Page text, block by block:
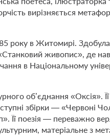
вирізняється
року в Житомирі.
живопис», де
в Національному
об’єднання
збірки — «Червоні
Її поезія — переважно
матеріальне з